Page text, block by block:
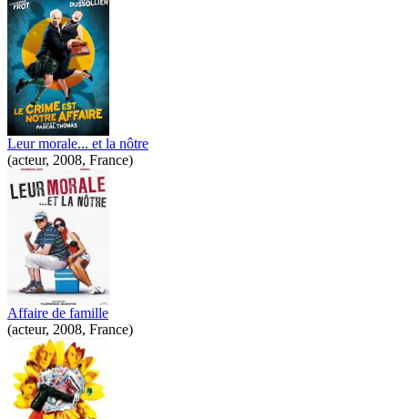
Leur morale... et la nôtre
(acteur, 2008, France)
Affaire de famille
(acteur, 2008, France)